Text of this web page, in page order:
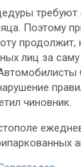
требуют
Поэтому
продолжит,
лиц за
чиновник.